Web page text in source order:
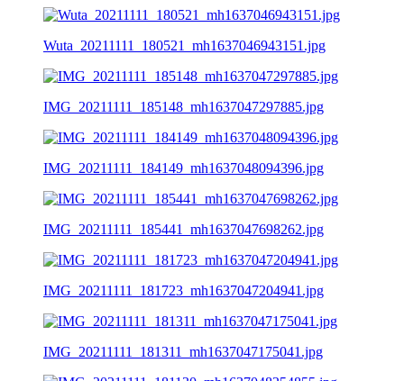
Wuta_20211111_180521_mh1637046943151.jpg
IMG_20211111_185148_mh1637047297885.jpg
IMG_20211111_184149_mh1637048094396.jpg
IMG_20211111_185441_mh1637047698262.jpg
IMG_20211111_181723_mh1637047204941.jpg
IMG_20211111_181311_mh1637047175041.jpg